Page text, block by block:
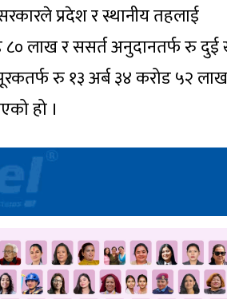
प्रदेश र स्थानीय तहलाई
लाख र ससर्त अनुदानतर्फ रु दुई
रु १३ अर्ब ३४ करोड ५२
हो ।